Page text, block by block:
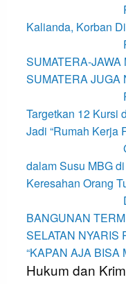
Kalianda, Korban
SUMATERA-JAWA
SUMATERA JUGA
Targetkan 12 Kursi
Jadi “Rumah Kerja
dalam Susu MBG
Keresahan Orang
BANGUNAN
SELATAN NYARIS
“KAPAN AJA BISA
Hukum dan